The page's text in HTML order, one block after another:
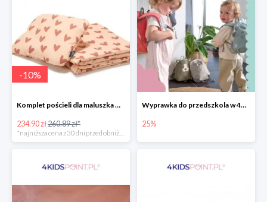
-10%
Komplet pościeli dla maluszka marki La Millou
234.90 zł260.89 zł*
*najniższa cena z 30 dni przed obniżką
Wyprawka do przedszkola w 4KidsPoint do -25%
25%